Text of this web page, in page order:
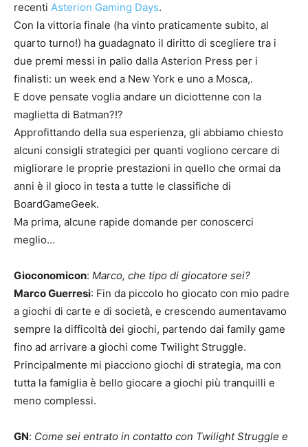
recenti Asterion Gaming Days.
Con la vittoria finale (ha vinto praticamente subito, al
quarto turno!) ha guadagnato il diritto di scegliere tra i
due premi messi in palio dalla Asterion Press per i
finalisti: un week end a New York e uno a Mosca,.
E dove pensate voglia andare un diciottenne con la
maglietta di Batman?!?
Approfittando della sua esperienza, gli abbiamo chiesto
alcuni consigli strategici per quanti vogliono cercare di
migliorare le proprie prestazioni in quello che ormai da
anni è il gioco in testa a tutte le classifiche di
BoardGameGeek.
Ma prima, alcune rapide domande per conoscerci
meglio…
Gioconomicon: Marco, che tipo di giocatore sei?
Marco Guerresi: Fin da piccolo ho giocato con mio padre
a giochi di carte e di società, e crescendo aumentavamo
sempre la difficoltà dei giochi, partendo dai family game
fino ad arrivare a giochi come Twilight Struggle.
Principalmente mi piacciono giochi di strategia, ma con
tutta la famiglia è bello giocare a giochi più tranquilli e
meno complessi.
GN: Come sei entrato in contatto con Twilight Struggle e